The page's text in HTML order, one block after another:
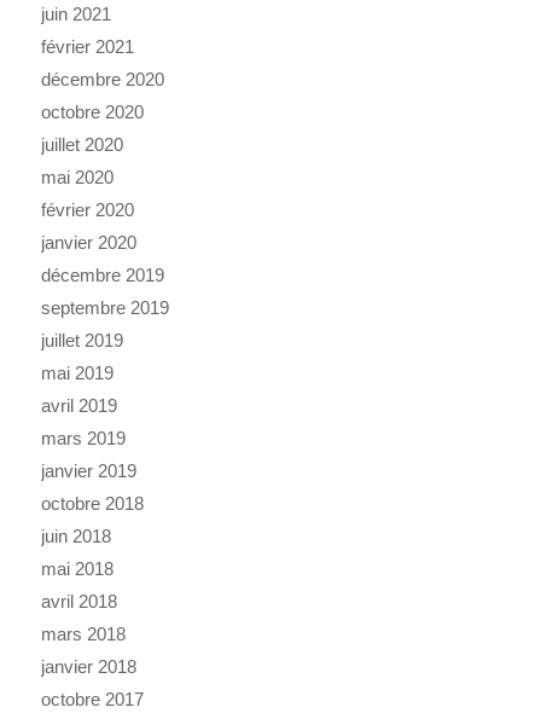
juin 2021
février 2021
décembre 2020
octobre 2020
juillet 2020
mai 2020
février 2020
janvier 2020
décembre 2019
septembre 2019
juillet 2019
mai 2019
avril 2019
mars 2019
janvier 2019
octobre 2018
juin 2018
mai 2018
avril 2018
mars 2018
janvier 2018
octobre 2017